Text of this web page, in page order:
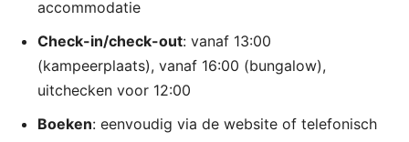
accommodatie
Check-in/check-out: vanaf 13:00
(kampeerplaats), vanaf 16:00 (bungalow),
uitchecken voor 12:00
Boeken: eenvoudig via de website of telefonisch